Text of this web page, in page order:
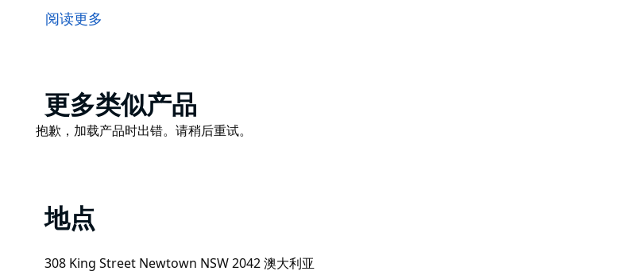
小巷中，您会发现一颗真正的宝石：The Real Deal。这家古董和运动鞋店不仅仅是购物场所，它还是一
个目的地，邀请游客体验可持续风格的脉搏。
他们对非凡事物有着敏锐的眼光，还专门经营稀有和限量版运动鞋，这些运动鞋一定会引人注目。货架上
摆满了来自标志性品牌和合作品牌的令人垂涎的运动鞋。
无论您是经验丰富的复古爱好者，还是只是对纽敦充满活力的时尚界感到好奇，The Real Deal 都邀请您
体验可持续风格的魔力，并成为这个兼收并蓄的郊区运动的一部分。
阅读更多
Product
List
更多类似产品
Product
抱歉，加载产品时出错。请稍后重试。
地点
308 King Street Newtown NSW 2042 澳大利亚